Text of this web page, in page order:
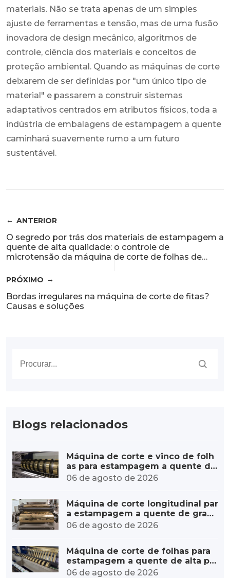
materiais. Não se trata apenas de um simples
ajuste de ferramentas e tensão, mas de uma fusão
inovadora de design mecânico, algoritmos de
controle, ciência dos materiais e conceitos de
proteção ambiental. Quando as máquinas de corte
deixarem de ser definidas por "um único tipo de
material" e passarem a construir sistemas
adaptativos centrados em atributos físicos, toda a
indústria de embalagens de estampagem a quente
caminhará suavemente rumo a um futuro
sustentável.
ANTERIOR
O segredo por trás dos materiais de estampagem a
quente de alta qualidade: o controle de
microtensão da máquina de corte de folhas de
PRÓXIMO
Bordas irregulares na máquina de corte de fitas?
Causas e soluções
Blogs relacionados
Máquina de corte e vinco de folh
as para estampagem a quente de
alta velocidade – aumento de cap
acidade
06 de agosto de 2026
Máquina de corte longitudinal par
a estampagem a quente de gran
de diâmetro, personalizada para r
olos grandes.
06 de agosto de 2026
Máquina de corte de folhas para
estampagem a quente de alta pr
ecisão – erro mínimo
06 de agosto de 2026